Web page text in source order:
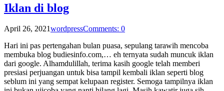
Iklan di blog
April 26, 2021wordpressComments: 0
Hari ini pas pertengahan bulan puasa, sepulang tarawih mencoba
membuka blog budiesinfo.com,… eh ternyata sudah muncuk iklan
dari google. Alhamdulillah, terima kasih google telah memberi
presiasi perjuangan untuk bisa tampil kembali iklan seperti blog
seblum ini yang sempat kelupaan register. Semoga tampilnya iklan